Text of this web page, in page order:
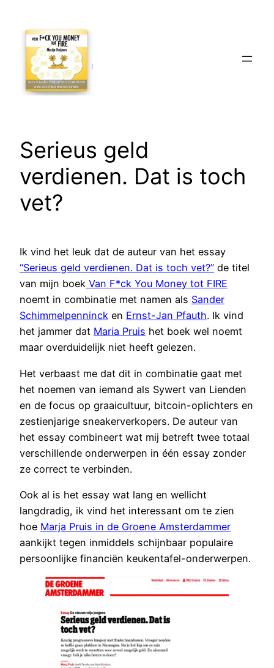
naar
inhoud
Serieus geld
verdienen. Dat is toch
vet?
Ik vind het leuk dat de auteur van het essay
“Serieus geld verdienen. Dat is toch vet?” de titel
van mijn boek Van F*ck You Money tot FIRE
noemt in combinatie met namen als Sander
Schimmelpenninck en Ernst-Jan Pfauth. Ik vind
het jammer dat Maria Pruis het boek wel noemt
maar overduidelijk niet heeft gelezen.
Het verbaast me dat dit in combinatie gaat met
het noemen van iemand als Sywert van Lienden
en de focus op graaicultuur, bitcoin-oplichters en
zestienjarige sneakerverkopers. De auteur van
het essay combineert wat mij betreft twee totaal
verschillende onderwerpen in één essay zonder
ze correct te verbinden.
Ook al is het essay wat lang en wellicht
langdradig, ik vind het interessant om te zien
hoe Marja Pruis in de Groene Amsterdammer
aankijkt tegen inmiddels schijnbaar populaire
persoonlijke financiën keukentafel-onderwerpen.